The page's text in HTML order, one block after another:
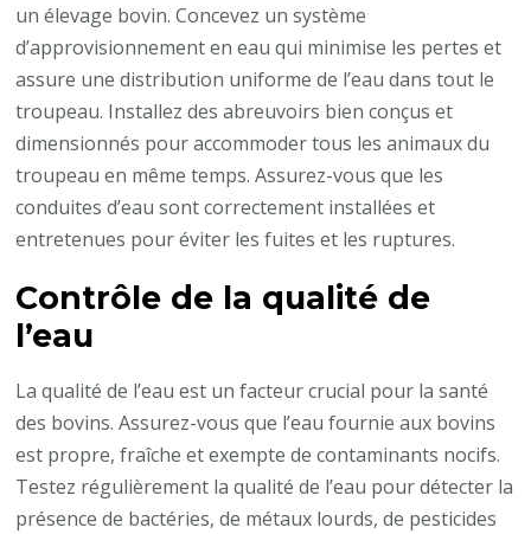
un élevage bovin. Concevez un système
d’approvisionnement en eau qui minimise les pertes et
assure une distribution uniforme de l’eau dans tout le
troupeau. Installez des abreuvoirs bien conçus et
dimensionnés pour accommoder tous les animaux du
troupeau en même temps. Assurez-vous que les
conduites d’eau sont correctement installées et
entretenues pour éviter les fuites et les ruptures.
Contrôle de la qualité de
l’eau
La qualité de l’eau est un facteur crucial pour la santé
des bovins. Assurez-vous que l’eau fournie aux bovins
est propre, fraîche et exempte de contaminants nocifs.
Testez régulièrement la qualité de l’eau pour détecter la
présence de bactéries, de métaux lourds, de pesticides